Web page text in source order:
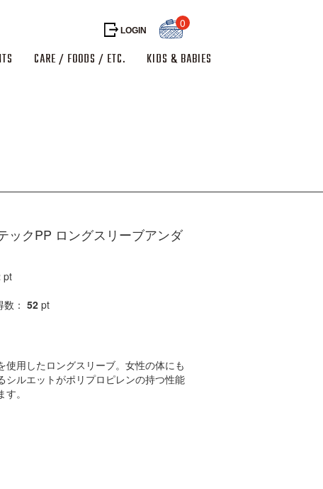
LOGIN
0
CARE / FOODS / ETC. KIDS & BABIES
ックPP ロングスリーブアンダ
pt
： 52 pt
使用したロングスリーブ。女性の体にも
シルエットがポリプロピレンの持つ性能
。